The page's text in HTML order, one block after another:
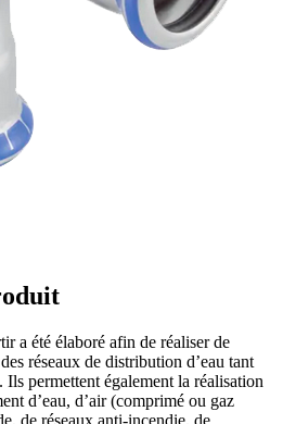
a été élaboré afin de réaliser de
réseaux de distribution d’eau tant
Ils permettent également la réalisation
d’eau, d’air (comprimé ou gaz
de réseaux anti-incendie, de